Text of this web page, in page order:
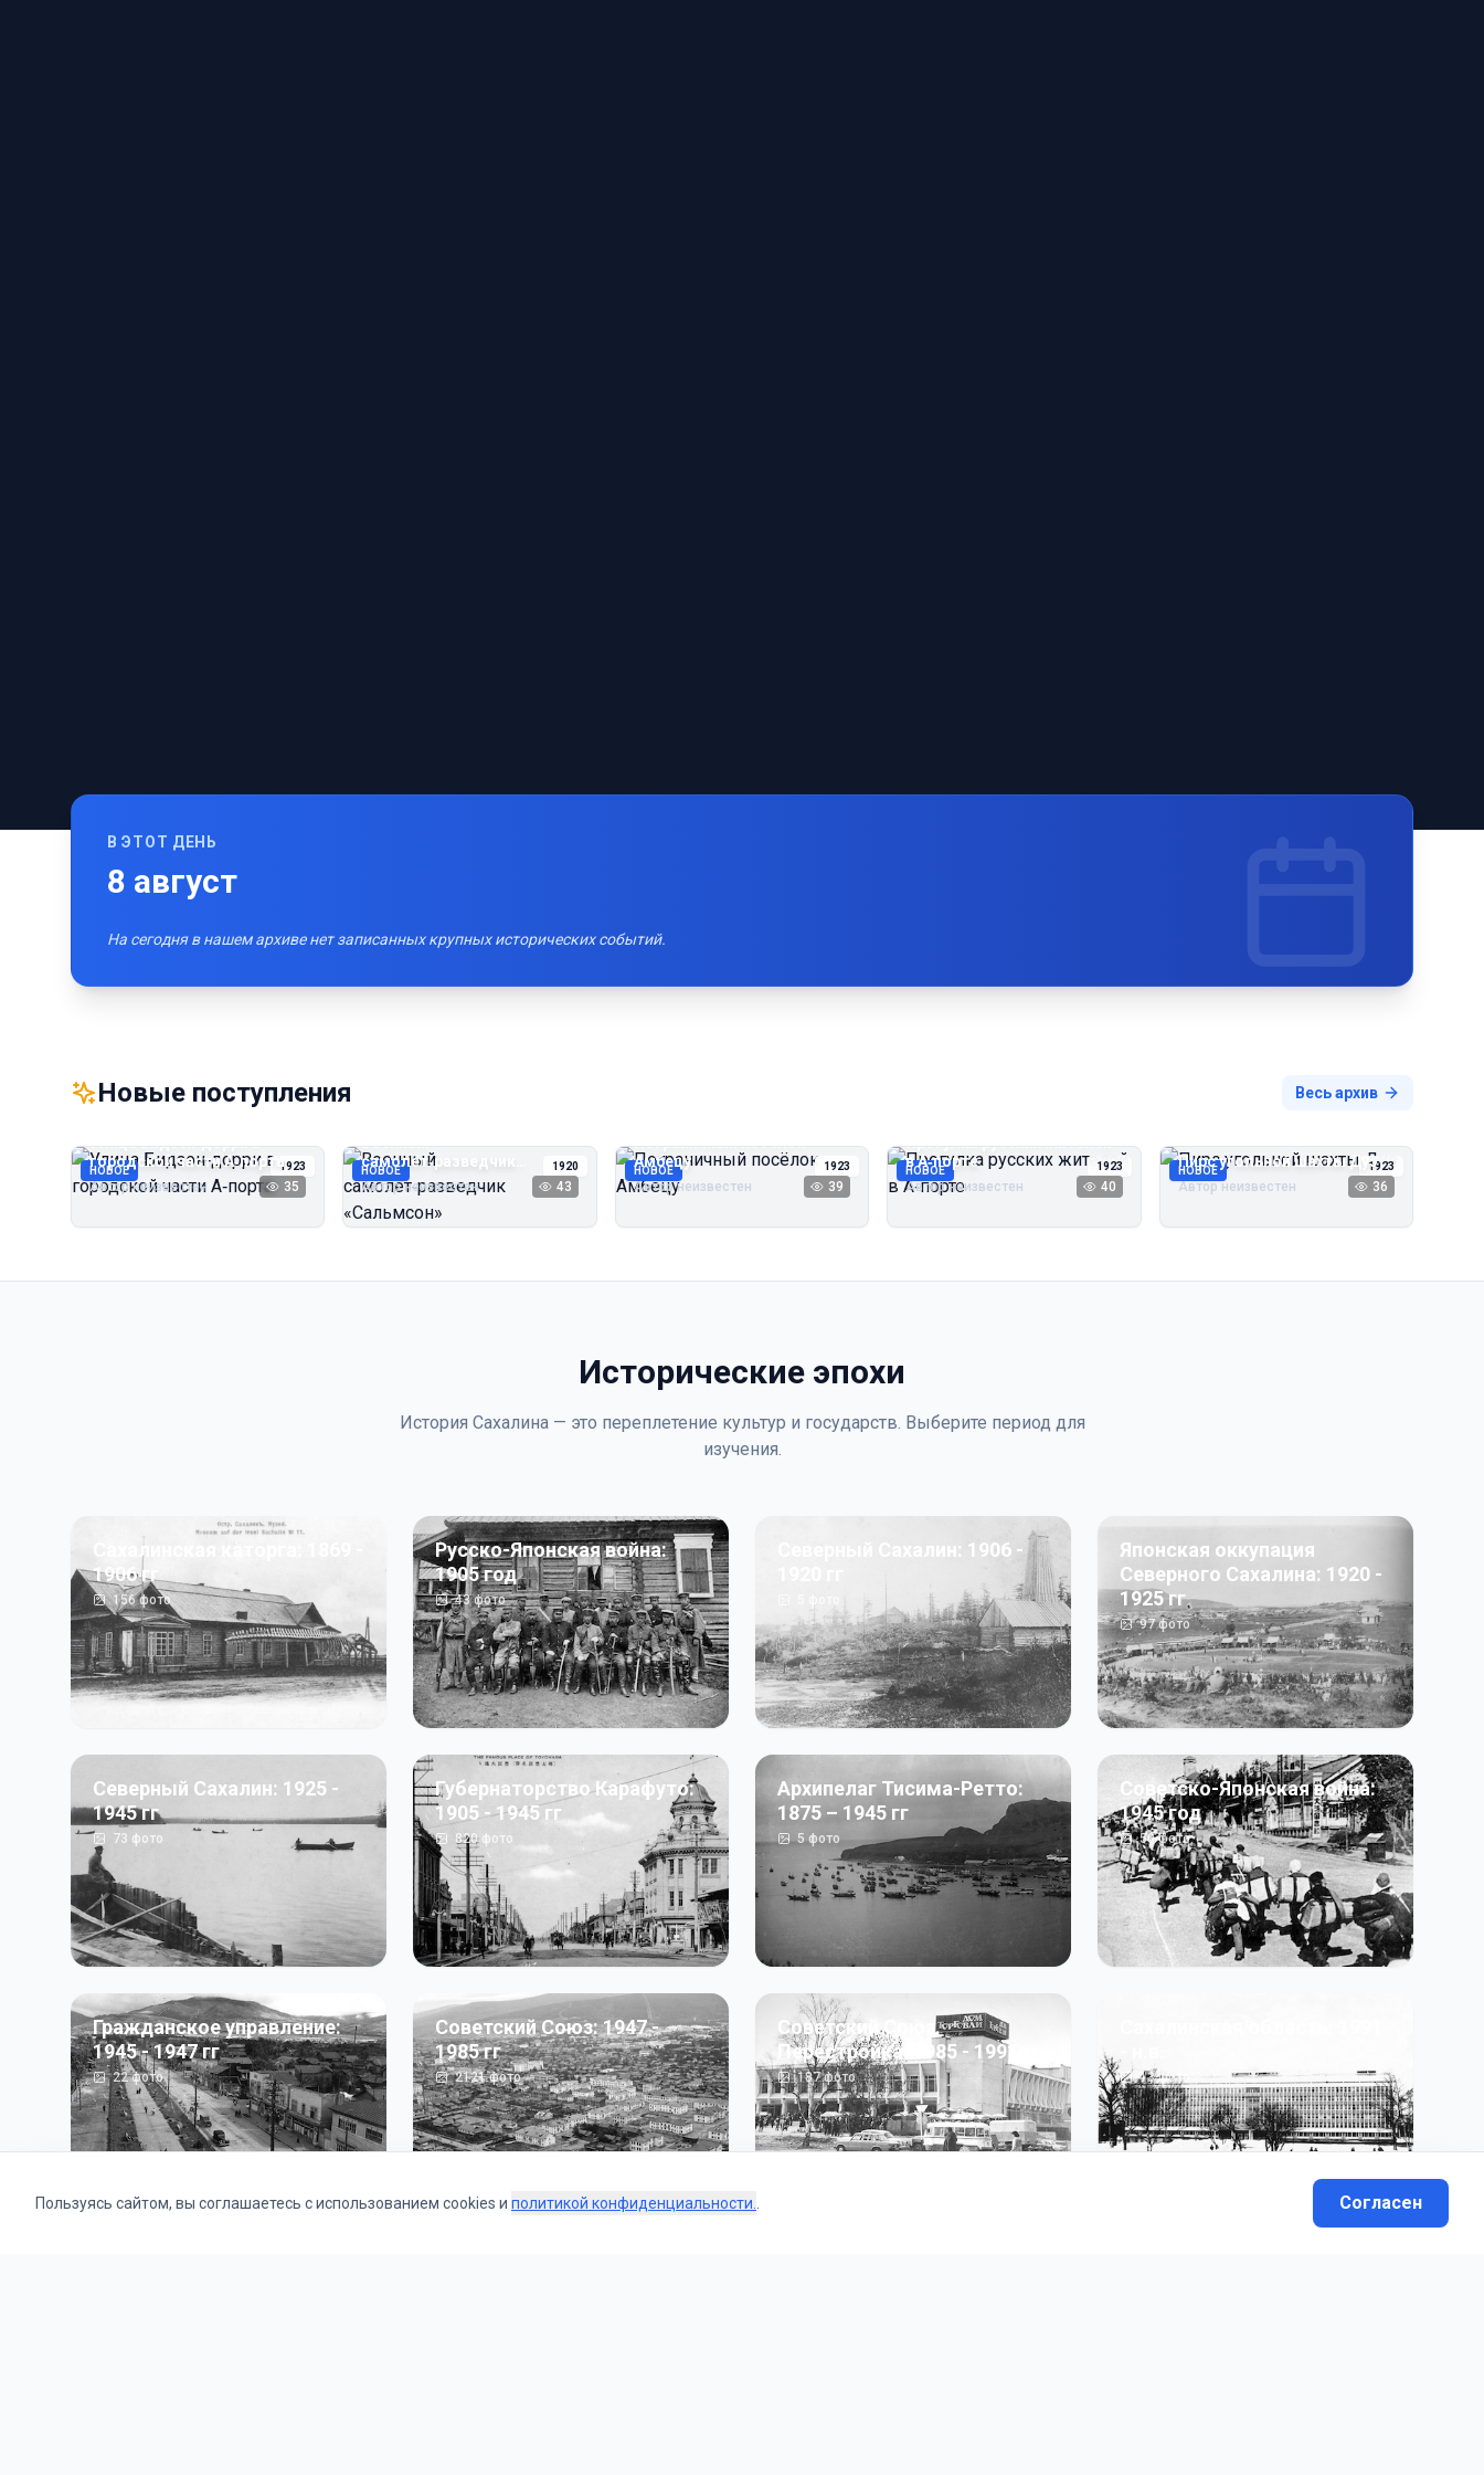
В ЭТОТ ДЕНЬ
8 август
На сегодня в нашем архиве нет записанных крупных исторических событий.
Новые поступления Весь архив
НОВОЕ 1923
Улица Бидзэн‑дорри в
городской части А‑порта
Автор неизвестен 35
НОВОЕ 1920
Военный
самолёт‑разведчик
«Сальмсон»
Автор неизвестен 43
НОВОЕ 1923
Пограничный посёлок
Амбецу
Автор неизвестен 39
НОВОЕ 1923
Прогулка русских жителей
в А‑порте
Автор неизвестен 40
НОВОЕ 1923
Пирс угольной шахты Дуэ
Автор неизвестен 36
Исторические эпохи
История Сахалина — это переплетение культур и государств. Выберите период для
изучения.
Сахалинская каторга: 1869 -
1906 гг
156фото
Русско-Японская война:
1905 год
43фото
Северный Сахалин: 1906 -
Японская оккупация
Северного Сахалина: 1920 -
1925 гг
97фото
Северный Сахалин: 1925 -
1945 гг
73 фото
Губернаторство Карафуто:
1905 - 1945 гг
820фото
Архипелаг Тисима-Ретто:
1875 – 1945 гг
5фото
Советско-Японская война:
1945 год
50фото
Гражданское управление:
1945 - 1947 гг
22фото
Советский Союз: 1947 -
1985 гг
2121фото
Советский Союз.
Перестройка: 1985 - 1991 гг
187фото 13фото
Пользуясь сайтом, вы соглашаетесь с использованием cookies и политикой конфиденциальности. Согласен